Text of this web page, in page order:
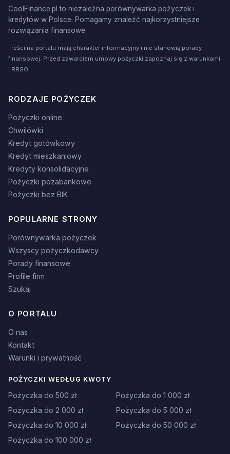
CoolFinance.pl to niezależna porównywarka pożyczek i
kredytów w Polsce. Pomagamy znaleźć najkorzystniejsze
rozwiązania finansowe.
Treści na portalu mają charakter informacyjny i nie stanowią porady
finansowej. Przed zawarciem umowy pożyczki zapoznaj się z warunkami
i RRSO.
RODZAJE POŻYCZEK
Pożyczki online
Chwilówki
Kredyt gotówkowy
Kredyt mieszkaniowy
Kredyty konsolidacyjne
Pożyczki pozabankowe
Pożyczki bez BIK
POPULARNE STRONY
Porównywarka pożyczek
Wszyscy pożyczkodawcy
Porady finansowe
Profile firm
Szukaj
O PORTALU
O nas
Kontakt
Warunki i prywatność
POŻYCZKI WEDŁUG KWOTY
Pożyczka do 500 zł
Pożyczka do 1 000 zł
Pożyczka do 2 000 zł
Pożyczka do 5 000 zł
Pożyczka do 10 000 zł
Pożyczka do 50 000 zł
Pożyczka do 100 000 zł